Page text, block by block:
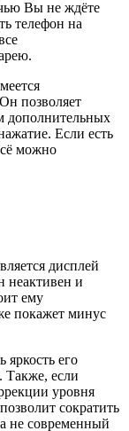
Вы не ждёте
телефон на
позволяет
дополнительных
Если есть
можно
дисплей
неактивен и
ему
покажет минус
его
Также, если
уровня
сократить
не современный